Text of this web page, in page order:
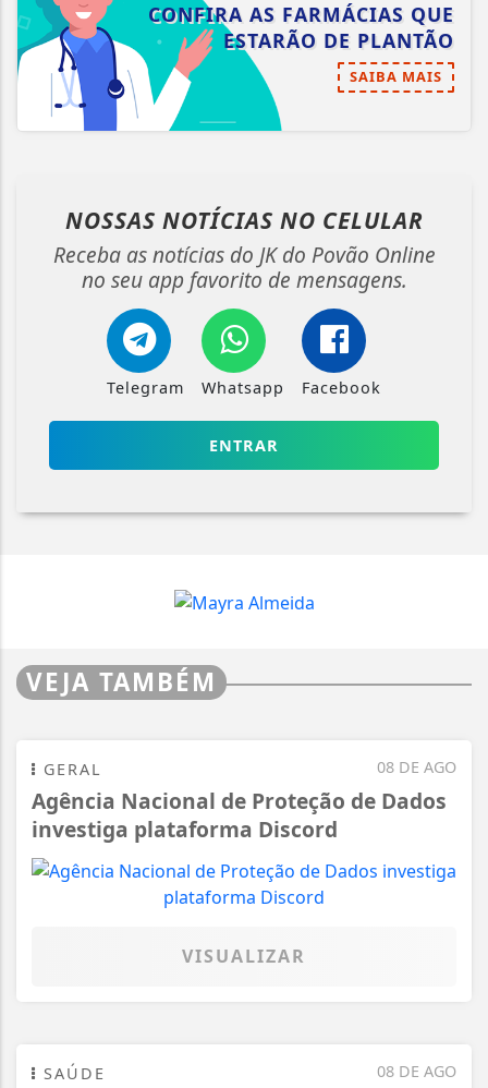
CONFIRA AS FARMÁCIAS QUE
ESTARÃO DE PLANTÃO
SAIBA MAIS
NOSSAS NOTÍCIAS NO CELULAR
Receba as notícias do JK do Povão Online
no seu app favorito de mensagens.
Telegram Whatsapp Facebook
ENTRAR
VEJA TAMBÉM
08 DE AGO
GERAL
Agência Nacional de Proteção de Dados
investiga plataforma Discord
VISUALIZAR
08 DE AGO
SAÚDE